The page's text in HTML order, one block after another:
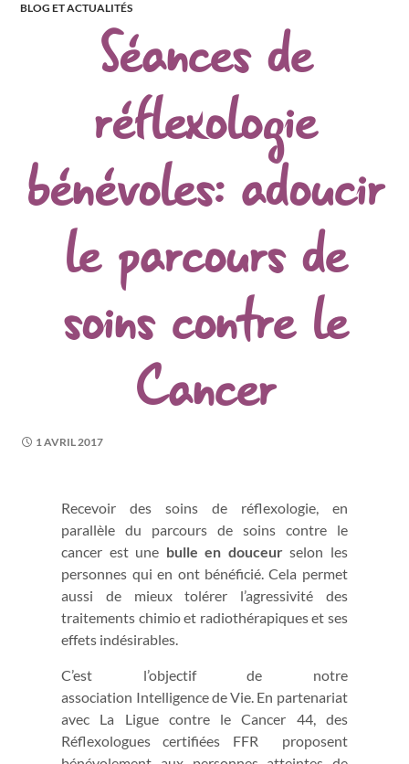
BLOG ET ACTUALITÉS
Séances de
réflexologie
bénévoles: adoucir
le parcours de
soins contre le
Cancer
1 AVRIL 2017
Recevoir des soins de réflexologie, en
parallèle du parcours de soins contre le
cancer est une bulle en douceurselon les
personnes qui en ont bénéficié. Cela permet
aussi de mieux tolérer l’agressivité des
traitements chimio et radiothérapiques et ses
effets indésirables.
C’est l’objectif de notre
association Intelligence de Vie. En partenariat
avec La Ligue contre le Cancer 44, des
Réflexologues certifiées FFR proposent